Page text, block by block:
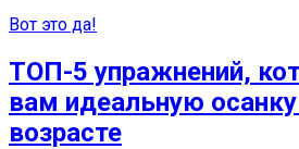
Вот это да!
ТОП-5 упражнений,
вам идеальную
возрасте